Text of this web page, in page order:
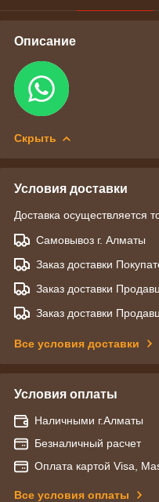
Описание
Скрыть
Условия доставки
Доставка осуществляется
Самовывоз г. Алматы
Заказ доставки
Заказ доставки
Заказ доставки
Все условия доставки
Условия оплаты
Наличными г.Алматы
Безналичный расчет
Оплата картой Visa,
Все условия оплаты